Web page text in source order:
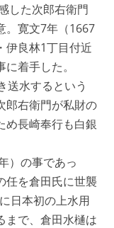
した次郎右衛門
。寛文7年（1667
伊良林1丁目付近
着手した。
送水するという
郎右衛門が私財の
め長崎奉行も白銀
）の事であっ
任を倉田氏に世襲
日本初の上水用
まで、倉田水樋は